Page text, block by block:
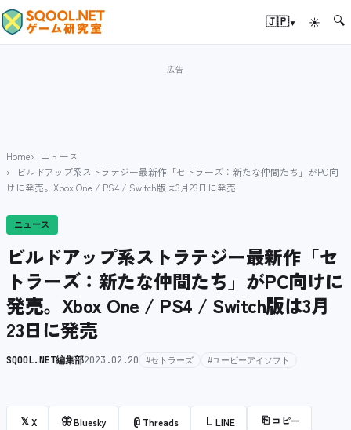
🇯🇵▾ ☀ 🔍
Home
ニュース
ビルドアップ系ストラテジー最新作「セトラーズ：新たな仲間たち」がPC向
けに発売。Xbox One / PS4 / Switch版は3月23日に発売
ニュース
ビルドアップ系ストラテジー最新作「セ
トラーズ：新たな仲間たち」がPC向けに
発売。Xbox One / PS4 / Switch版は3月
23日に発売
SQOOL.NET編集部2023.02.20 #セトラーズ #ユービーアイソフト
𝕏X 🦋Bluesky @ Threads L LINE ⎘ コピー